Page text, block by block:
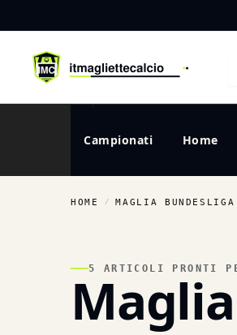
Campionati Home
HOME / MAGLIA BUNDESLIGA
5 ARTICOLI PRONTI